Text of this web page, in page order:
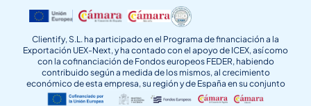
Clientify, S.L. ha participado en el Programa de financiación a la
Exportación UEX-Next, y ha contado con el apoyo de ICEX, así como
con la cofinanciación de Fondos europeos FEDER, habiendo
contribuido según a medida de los mismos, al crecimiento
económico de esta empresa, su región y de España en su conjunto